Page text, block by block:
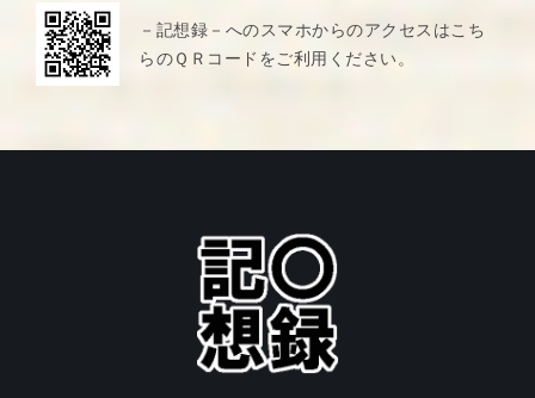
－記想録－へのスマホからのアクセスはこち
らのＱＲコードをご利用ください。